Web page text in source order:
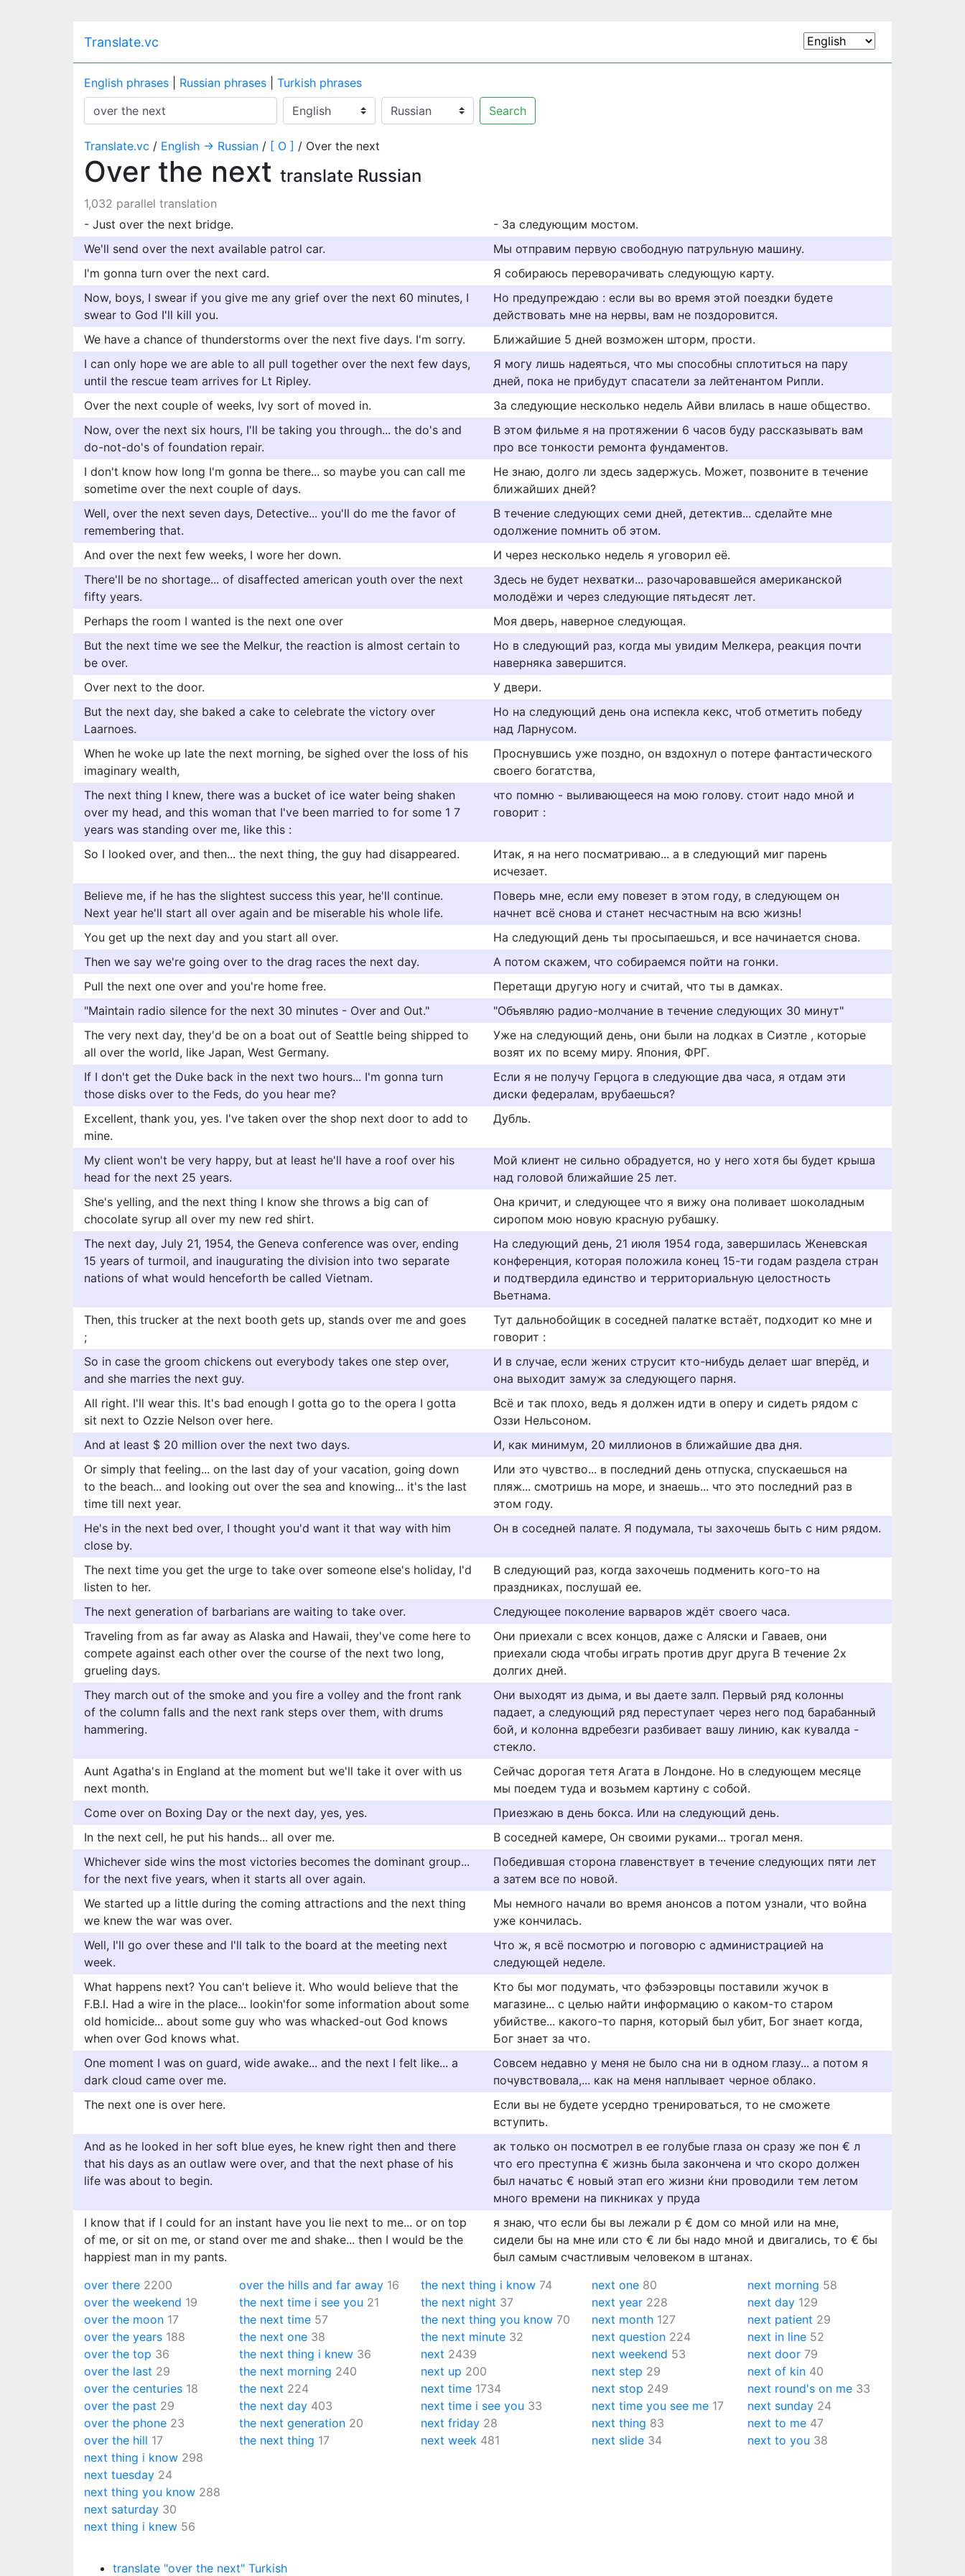
Translate.vc
English phrases Russian phrases
Turkish phrases
Search
Translate.vc / English → Russian / [ O ] / Over the next
Over the next translate Russian
1,032 parallel translation
- Just over the next bridge.
- За следующим мостом.
We'll send over the next available patrol car.
Мы отправим первую свободную патрульную машину.
I'm gonna turn over the next card.
Я собираюсь переворачивать следующую карту.
Now, boys, I swear if you give me any grief over the next 60 minutes, I
swear to God I'll kill you.
Но предупреждаю : если вы во время этой поездки будете
действовать мне на нервы, вам не поздоровится.
We have a chance of thunderstorms over the next five days. I'm sorry.
Ближайшие 5 дней возможен шторм, прости.
I can only hope we are able to all pull together over the next few days,
until the rescue team arrives for Lt Ripley.
Я мoгу лишь нaдeятьcя, чтo мы cпocoбны cплoтитьcя нa пapy
днeй, пoкa нe пpибyдyт cпacaтeли зa лeйтeнaнтoм Pипли.
Over the next couple of weeks, Ivy sort of moved in.
За следующие несколько недель Айви влилась в наше общество.
Now, over the next six hours, I'll be taking you through... the do's and
do-not-do's of foundation repair.
В этом фильме я на протяжении 6 часов буду рассказывать вам
про все тонкости ремонта фундаментов.
I don't know how long I'm gonna be there... so maybe you can call me
sometime over the next couple of days.
Не знаю, долго ли здесь задержусь. Может, позвоните в течение
ближайших дней?
Well, over the next seven days, Detective... you'll do me the favor of
remembering that.
В течение следующих семи дней, детектив... сделайте мне
одолжение помнить об этом.
And over the next few weeks, I wore her down.
И через несколько недель я уговорил её.
There'll be no shortage... of disaffected american youth over the next
fifty years.
Здесь не будет нехватки... разочаровавшейся американской
молодёжи и через следующие пятьдесят лет.
Perhaps the room I wanted is the next one over
Моя дверь, наверное следующая.
But the next time we see the Melkur, the reaction is almost certain to
be over.
Но в следующий раз, когда мы увидим Мелкера, реакция почти
наверняка завершится.
Over next to the door.
У двери.
But the next day, she baked a cake to celebrate the victory over
Laarnoes.
Но на следующий день она испекла кекс, чтоб отметить победу
над Ларнусом.
When he woke up late the next morning, be sighed over the loss of his
imaginary wealth,
Проснувшись уже поздно, он вздохнул о потере фантастического
своего богатства,
The next thing I knew, there was a bucket of ice water being shaken
over my head, and this woman that I've been married to for some 1 7
years was standing over me, like this :
что помню - выливающееся на мою голову. стоит надо мной и
говорит :
So I looked over, and then... the next thing, the guy had disappeared.
Итак, я на него посматриваю... а в следующий миг парень
исчезает.
Believe me, if he has the slightest success this year, he'll continue.
Next year he'll start all over again and be miserable his whole life.
Поверь мне, если ему повезет в этом году, в следующем он
начнет всё снова и станет несчастным на всю жизнь!
You get up the next day and you start all over.
На следующий день ты просыпаешься, и все начинается снова.
Then we say we're going over to the drag races the next day.
А потом скажем, что собираемся пойти на гонки.
Pull the next one over and you're home free.
Перетащи другую ногу и считай, что ты в дамках.
"Maintain radio silence for the next 30 minutes - Over and Out."
"Объявляю радио-молчание в течение следующих 30 минут"
The very next day, they'd be on a boat out of Seattle being shipped to
all over the world, like Japan, West Germany.
Уже на следующий день, они были на лодках в Сиэтле , которые
возят их по всему миру. Япония, ФРГ.
If I don't get the Duke back in the next two hours... I'm gonna turn
those disks over to the Feds, do you hear me?
Если я не получу Герцога в следующие два часа, я отдам эти
диски федералам, врубаешься?
Excellent, thank you, yes. I've taken over the shop next door to add to
mine.
Дубль.
My client won't be very happy, but at least he'll have a roof over his
head for the next 25 years.
Мой клиент не сильно обрадуется, но у него хотя бы будет крыша
над головой ближайшие 25 лет.
She's yelling, and the next thing I know she throws a big can of
chocolate syrup all over my new red shirt.
Она кричит, и следующее что я вижу она поливает шоколадным
сиропом мою новую красную рубашку.
The next day, July 21, 1954, the Geneva conference was over, ending
15 years of turmoil, and inaugurating the division into two separate
nations of what would henceforth be called Vietnam.
На следующий день, 21 июля 1954 года, завершилась Женевская
конференция, которая положила конец 15-ти годам раздела стран
и подтвердила единство и территориальную целостность
Вьетнама.
Then, this trucker at the next booth gets up, stands over me and goes
;
Тут дальнобойщик в соседней палатке встаёт, подходит ко мне и
говорит :
So in case the groom chickens out everybody takes one step over,
and she marries the next guy.
И в случае, если жених струсит кто-нибудь делает шаг вперёд, и
она выходит замуж за следующего парня.
All right. I'll wear this. It's bad enough I gotta go to the opera I gotta
sit next to Ozzie Nelson over here.
Всё и так плохо, ведь я должен идти в оперу и сидеть рядом с
Оззи Нельсоном.
And at least $ 20 million over the next two days.
И, как минимум, 20 миллиoнoв в ближайшие два дня.
Or simply that feeling... on the last day of your vacation, going down
to the beach... and looking out over the sea and knowing... it's the last
time till next year.
Или это чувство... в последний день отпуска, спускаешься на
пляж... смотришь на море, и знаешь... что это последний раз в
этом году.
He's in the next bed over, I thought you'd want it that way with him
close by.
Он в соседней палате. Я подумала, ты захочешь быть с ним рядом.
The next time you get the urge to take over someone else's holiday, I'd
listen to her.
В следующий раз, когда захочешь подменить кого-то на
праздниках, послушай ее.
The next generation of barbarians are waiting to take over.
Следующее поколение варваров ждёт своего часа.
Traveling from as far away as Alaska and Hawaii, they've come here to
compete against each other over the course of the next two long,
grueling days.
Они приехали с всех концов, даже с Аляски и Гаваев, они
приехали сюда чтобы играть против друг друга В течение 2х
долгих дней.
They march out of the smoke and you fire a volley and the front rank
of the column falls and the next rank steps over them, with drums
hammering.
Они выходят из дыма, и вы даете залп. Первый ряд колонны
падает, а следующий ряд переступает через него под барабанный
бой, и колонна вдребезги разбивает вашу линию, как кувалда -
стекло.
Aunt Agatha's in England at the moment but we'll take it over with us
next month.
Сейчас дорогая тетя Агата в Лондоне. Но в следующем месяце
мы поедем туда и возьмем картину с собой.
Come over on Boxing Day or the next day, yes, yes.
Приезжаю в день бокса. Или на следующий день.
In the next cell, he put his hands... all over me.
В соседней камере, Он своими руками... трогал меня.
Whichever side wins the most victories becomes the dominant group...
for the next five years, when it starts all over again.
Победившая сторона главенствует в течение следующих пяти лет
а затем все по новой.
We started up a little during the coming attractions and the next thing
we knew the war was over.
Мы немного начали во время анонсов a потом узнали, что война
уже кончилась.
Well, I'll go over these and I'll talk to the board at the meeting next
week.
Что ж, я всё посмотрю и поговорю с администрацией на
следующей неделе.
What happens next? You can't believe it. Who would believe that the
F.B.I. Had a wire in the place... lookin'for some information about some
old homicide... about some guy who was whacked-out God knows
when over God knows what.
Кто бы мог подумать, что фэбээровцы поставили жучок в
магазине... с целью найти информацию о каком-то старом
убийстве... какого-то парня, который был убит, Бог знает когда,
Бог знает за что.
One moment I was on guard, wide awake... and the next I felt like... a
dark cloud came over me.
Совсем недавно у меня не было сна ни в одном глазу... а потом я
почувствовала,... как на меня наплывает черное облако.
The next one is over here.
Если вы не будете усердно тренироваться, то не сможете
вступить.
And as he looked in her soft blue eyes, he knew right then and there
that his days as an outlaw were over, and that the next phase of his
life was about to begin.
ак только он посмотрел в ее голубые глаза он сразу же пон € л
что его преступна € жизнь была закончена и что скоро должен
был начатьс € новый этап его жизни ќни проводили тем летом
много времени на пикниках у пруда
I know that if I could for an instant have you lie next to me... or on top
of me, or sit on me, or stand over me and shake... then I would be the
happiest man in my pants.
я знаю, что если бы вы лежали р € дом со мной или на мне,
сидели бы на мне или сто € ли бы надо мной и двигались, то € бы
был самым счастливым человеком в штанах.
over there 2200
over the weekend 19
over the moon 17
over the years 188
over the top 36
over the last 29
over the centuries 18
over the past 29
over the phone 23
over the hill 17
over the hills and far away 16
the next time i see you 21
the next time 57
the next one 38
the next thing i knew 36
the next morning 240
the next 224
the next day 403
the next generation 20
the next thing 17
the next thing i know 74
the next night 37
the next thing you know 70
the next minute 32
next 2439
next up 200
next time 1734
next time i see you 33
next friday 28
next week 481
next one 80
next year 228
next month 127
next question 224
next weekend 53
next step 29
next stop 249
next time you see me 17
next thing 83
next slide 34
next morning 58
next day 129
next patient 29
next in line 52
next door 79
next of kin 40
next round's on me 33
next sunday 24
next to me 47
next to you 38
next thing i know 298
next tuesday 24
next thing you know 288
next saturday 30
next thing i knew 56
translate "over the next" Turkish